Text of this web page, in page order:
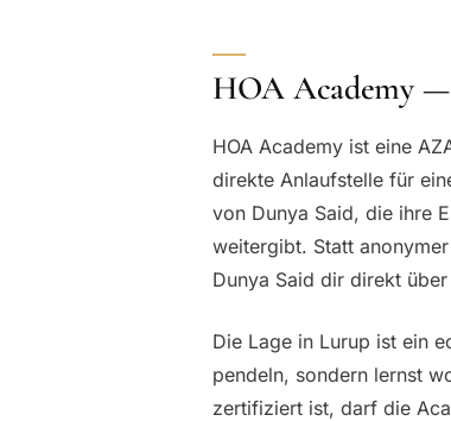
HOA Academy
HOA Academy ist eine
direkte Anlaufstelle für
von Dunya Said, die ihre
weitergibt. Statt
Dunya Said dir direkt
Die Lage in Lurup ist ein
pendeln, sondern lernst
zertifiziert ist, darf die